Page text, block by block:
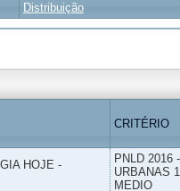
Distribuição
CRITÉRIO
HOJE -
PNLD 2016
URBANAS
MEDIO